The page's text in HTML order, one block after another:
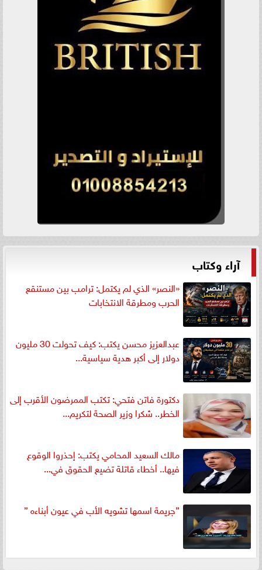
آراء وكتاب
«النصر» الذي لم يكتمل: ترامب بين مستنقع
الحرب ومطرقة الانتخابات
عبدالعزيز محسن يكتب: كيف تحولت 30 مليون
دولار إلى أكبر هدية سياسية...
دكتورة فاتن فتحي: تكتب الممرضون الأقرب إلى
الخطر.. شكرا وزير الصحة لتكريم...
مالك السعيد المحامي يكتب: إحذروا الوقوع
فيها.. أخطاء قاتلة تضيع الحقوق في...
”جريمة اسمها تشويه الأب في عيون أبناءه ”